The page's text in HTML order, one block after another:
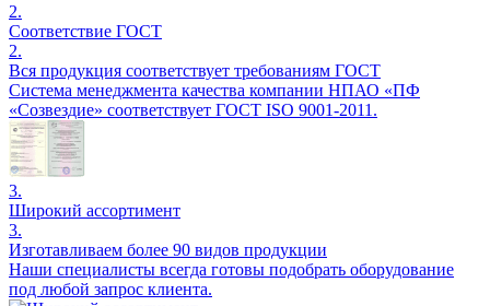
2.
Соответствие ГОСТ
2.
Вся продукция соответствует требованиям ГОСТ
Система менеджмента качества компании НПАО «ПФ
«Созвездие» соответствует ГОСТ ISO 9001-2011.
3.
Широкий ассортимент
3.
Изготавливаем более 90 видов продукции
Наши специалисты всегда готовы подобрать оборудование
под любой запрос клиента.